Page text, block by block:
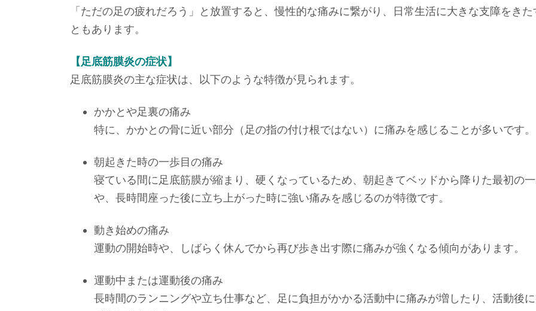
「ただの足の疲れだろう」と放置すると、慢性的な痛みに繋がり、日常生活に大きな支障をきた
ともあります。
【足底筋膜炎の症状】
足底筋膜炎の主な症状は、以下のような特徴が見られます。
かかとや足裏の痛み
特に、かかとの骨に近い部分（足の指の付け根ではない）に痛みを感じることが多いです。
朝起きた時の一歩目の痛み
寝ている間に足底筋膜が縮まり、硬くなっているため、朝起きてベッドから降りた最初の
や、長時間座った後に立ち上がった時に強い痛みを感じるのが特徴です。
動き始めの痛み
運動の開始時や、しばらく休んでから再び歩き出す際に痛みが強くなる傾向があります。
運動中または運動後の痛み
長時間のランニングや立ち仕事など、足に負担がかかる活動中に痛みが増したり、活動後